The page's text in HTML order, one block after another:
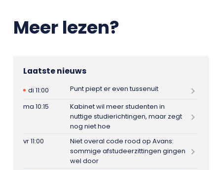
Meer lezen?
Laatste nieuws
di 11:00
Punt piept er even tussenuit
ma 10:15
Kabinet wil meer studenten in
nuttige studierichtingen, maar zegt
nog niet hoe
vr 11:00
Niet overal code rood op Avans:
sommige afstudeerzittingen gingen
wel door